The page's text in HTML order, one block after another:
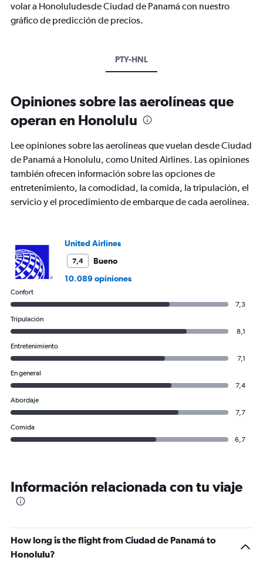
volar a Honoluludesde Ciudad de Panamá con nuestro
gráfico de predicción de precios.
PTY-HNL
Opiniones sobre las aerolíneas que
operan en Honolulu
Lee opiniones sobre las aerolíneas que vuelan desde Ciudad
de Panamá a Honolulu, como United Airlines. Las opiniones
también ofrecen información sobre las opciones de
entretenimiento, la comodidad, la comida, la tripulación, el
servicio y el procedimiento de embarque de cada aerolínea.
United Airlines
7,4
Bueno
10.089 opiniones
Confort
7,3
Tripulación
8,1
Entretenimiento
7,1
En general
7,4
Abordaje
7,7
Comida
6,7
Información relacionada con tu viaje
How long is the flight from Ciudad de Panamá to
Honolulu?